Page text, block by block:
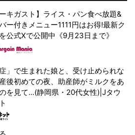
ーキガスト】ライス・パン食べ放題&
ー付きメニュー1111円はお得!最新ク
公式Xで公開中《9月23日まで》
症」で生まれた娘と、受け止められな
後初めての夜、助産師がミルクをあ
を見て...(静岡県・20代女性)|Jタウ